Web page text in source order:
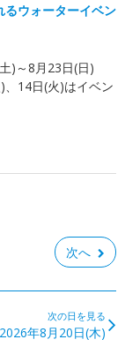
ウォーターイベン
)～8月23日(日)
14日(火)はイベン
次へ
次の日を見る
2026年8月20日(木)